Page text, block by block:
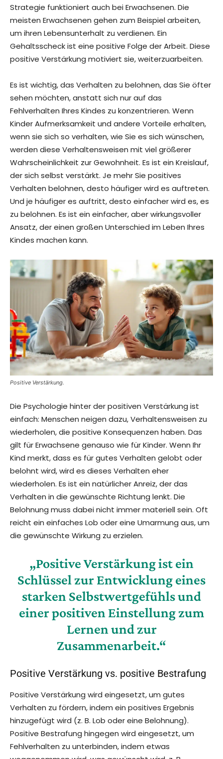
Strategie funktioniert auch bei Erwachsenen. Die
meisten Erwachsenen gehen zum Beispiel arbeiten,
um ihren Lebensunterhalt zu verdienen. Ein
Gehaltsscheck ist eine positive Folge der Arbeit. Diese
positive Verstärkung motiviert sie, weiterzuarbeiten.
Es ist wichtig, das Verhalten zu belohnen, das Sie öfter
sehen möchten, anstatt sich nur auf das
Fehlverhalten Ihres Kindes zu konzentrieren. Wenn
Kinder Aufmerksamkeit und andere Vorteile erhalten,
wenn sie sich so verhalten, wie Sie es sich wünschen,
werden diese Verhaltensweisen mit viel größerer
Wahrscheinlichkeit zur Gewohnheit. Es ist ein Kreislauf,
der sich selbst verstärkt. Je mehr Sie positives
Verhalten belohnen, desto häufiger wird es auftreten.
Und je häufiger es auftritt, desto einfacher wird es, es
zu belohnen. Es ist ein einfacher, aber wirkungsvoller
Ansatz, der einen großen Unterschied im Leben Ihres
Kindes machen kann.
Positive Verstärkung.
Die Psychologie hinter der positiven Verstärkung ist
einfach: Menschen neigen dazu, Verhaltensweisen zu
wiederholen, die positive Konsequenzen haben. Das
gilt für Erwachsene genauso wie für Kinder. Wenn Ihr
Kind merkt, dass es für gutes Verhalten gelobt oder
belohnt wird, wird es dieses Verhalten eher
wiederholen. Es ist ein natürlicher Anreiz, der das
Verhalten in die gewünschte Richtung lenkt. Die
Belohnung muss dabei nicht immer materiell sein. Oft
reicht ein einfaches Lob oder eine Umarmung aus, um
die gewünschte Wirkung zu erzielen.
„Positive Verstärkung ist ein
Schlüssel zur Entwicklung eines
starken Selbstwertgefühls und
einer positiven Einstellung zum
Lernen und zur
Zusammenarbeit.“
Positive Verstärkung vs. positive Bestrafung
Positive Verstärkung wird eingesetzt, um gutes
Verhalten zu fördern, indem ein positives Ergebnis
hinzugefügt wird (z. B. Lob oder eine Belohnung).
Positive Bestrafung hingegen wird eingesetzt, um
Fehlverhalten zu unterbinden, indem etwas